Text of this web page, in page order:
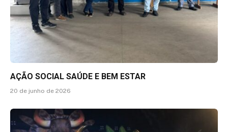
AÇÃO SOCIAL SAÚDE E BEM ESTAR
20 de junho de 2026